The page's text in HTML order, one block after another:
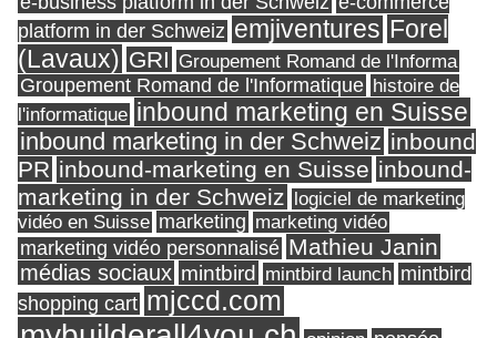
platform in der Schweiz emjiventures Forel
(Lavaux) GRI Groupement Romand de l'Informa
Groupement Romand de l'Informatique histoire de
l'informatique inbound marketing en Suisse
inbound marketing in der Schweiz inbound
PR inbound-marketing en Suisse inbound-
marketing in der Schweiz logiciel de marketing
vidéo en Suisse marketing marketing vidéo
marketing vidéo personnalisé Mathieu Janin
médias sociaux mintbird mintbird launch mintbird
shopping cart mjccd.com